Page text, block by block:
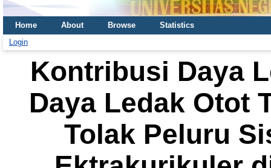
Home About Browse
Statistics
Login
Kontribusi Daya
Daya Ledak Otot
Tolak Peluru